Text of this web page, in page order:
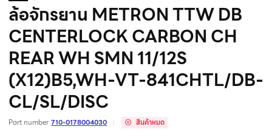
ล้อจักรยาน METRON TTW DB
CENTERLOCK CARBON CH
REAR WH SMN 11/12S
(X12)B5,WH-VT-841CHTL/DB-
CL/SL/DISC
Part number 710-0178004030 สินค้าหมด